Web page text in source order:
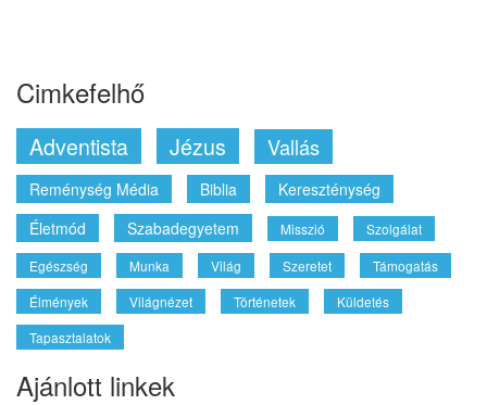
Cimkefelhő
Adventista Jézus Vallás
Reménység Média Biblia
Kereszténység
Életmód
Szabadegyetem Misszió
Szolgálat
Egészség
Munka Világ Szeretet
Támogatás
Élmények
Világnézet Történetek
Küldetés
Tapasztalatok
Ajánlott linkek